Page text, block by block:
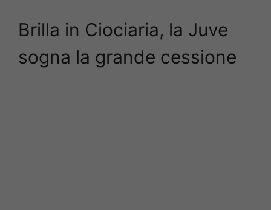
Brilla in Ciociaria, la Juve
sogna la grande cessione